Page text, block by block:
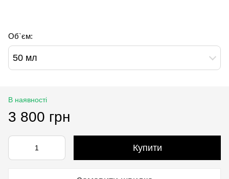
Об`єм:
50 мл
В наявності
3 800 грн
Купити